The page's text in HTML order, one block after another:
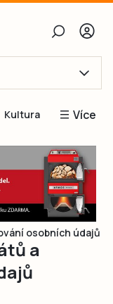
heslo
Registrovat
Kultura Více
Blogy
Inspirace
Čtenáři píší
Speciální přílohy
Inzerce
osobních údajů
a